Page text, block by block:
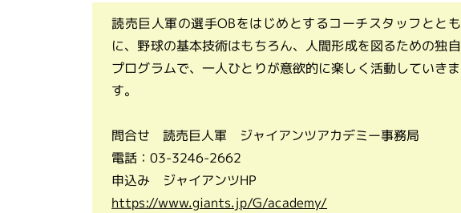
読売巨人軍の選手OBをはじめとするコーチスタッフととも
に、野球の基本技術はもちろん、人間形成を図るための独自
プログラムで、一人ひとりが意欲的に楽しく活動していきま
す。
問合せ 読売巨人軍 ジャイアンツアカデミー事務局
電話：03-3246-2662
申込み ジャイアンツHP
https://www.giants.jp/G/academy/